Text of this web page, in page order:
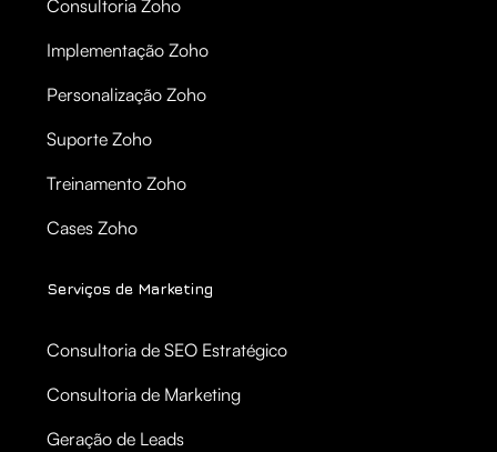
Consultoria Zoho
Implementação Zoho
Personalização Zoho
Suporte Zoho
Treinamento Zoho
Cases Zoho
Serviços de Marketing
Consultoria de SEO Estratégico
Consultoria de Marketing
Geração de Leads